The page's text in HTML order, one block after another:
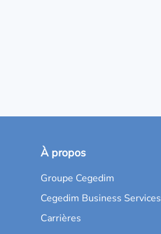
À propos
Groupe Cegedim
Cegedim Business Services
Carrières